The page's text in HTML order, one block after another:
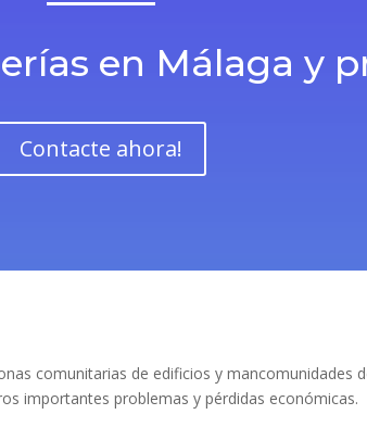
en Málaga y
Contacte ahora!
comunitarias de edificios y mancomunidades
importantes problemas y pérdidas económicas.